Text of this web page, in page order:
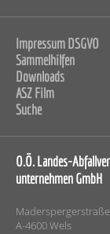
Impressum DSGVO
Sammelhilfen
Downloads
ASZ Film
Suche
O.Ö. Landes-
unternehmen GmbH
A-4600 Wels